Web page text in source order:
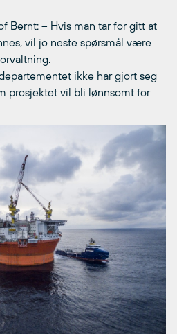
Bernt: – Hvis man tar for gitt at
vil jo neste spørsmål være
ikke har gjort seg
prosjektet vil bli lønnsomt for